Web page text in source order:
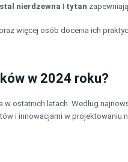
stal nierdzewna I tytan
więcej osób docenia ich
w 2024 roku?
w ostatnich latach. Według
i innowacjami w projektowaniu